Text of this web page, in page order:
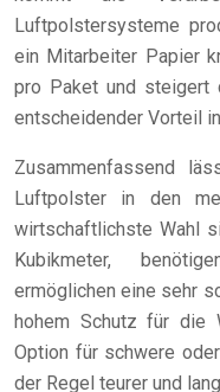
Luftpolstersysteme
ein Mitarbeiter Papier
pro Paket und steigert
entscheidender Vorteil
Zusammenfassend
Luftpolster in den
wirtschaftlichste Wahl
Kubikmeter,
ermöglichen eine sehr
hohem Schutz für die
Option für schwere
der Regel teurer und